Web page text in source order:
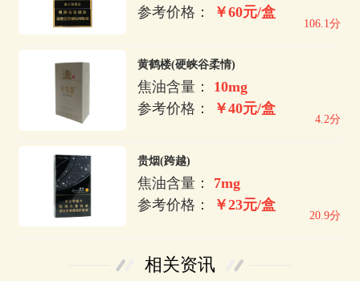
参考价格：
￥60元/盒
106.1分
黄鹤楼(硬峡谷柔情)
焦油含量： 10mg
参考价格：
￥40元/盒
4.2分
贵烟(跨越)
焦油含量： 7mg
参考价格：
￥23元/盒
20.9分
相关资讯